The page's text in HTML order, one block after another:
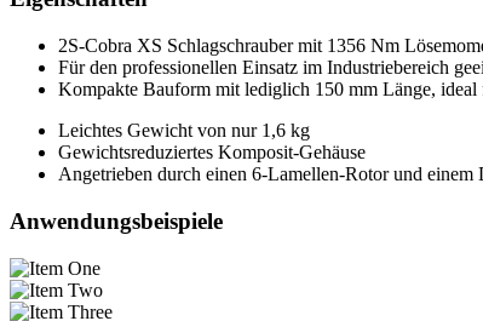
2S-Cobra XS Schlagschrauber mit 1356 Nm
Für den professionellen Einsatz im Industriebereich
Kompakte Bauform mit lediglich 150 mm Länge,
Leichtes Gewicht von nur 1,6 kg
Gewichtsreduziertes Komposit-Gehäuse
Angetrieben durch einen 6-Lamellen-Rotor und einem
Anwendungsbeispiele